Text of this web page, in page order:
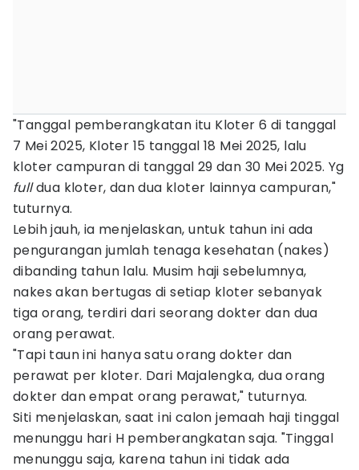
"Tanggal pemberangkatan itu Kloter 6 di tanggal
7 Mei 2025, Kloter 15 tanggal 18 Mei 2025, lalu
kloter campuran di tanggal 29 dan 30 Mei 2025. Yg
fulldua kloter, dan dua kloter lainnya campuran,"
tuturnya.
Lebih jauh, ia menjelaskan, untuk tahun ini ada
pengurangan jumlah tenaga kesehatan (nakes)
dibanding tahun lalu. Musim haji sebelumnya,
nakes akan bertugas di setiap kloter sebanyak
tiga orang, terdiri dari seorang dokter dan dua
orang perawat.
"Tapi taun ini hanya satu orang dokter dan
perawat per kloter. Dari Majalengka, dua orang
dokter dan empat orang perawat," tuturnya.
Siti menjelaskan, saat ini calon jemaah haji tinggal
menunggu hari H pemberangkatan saja. "Tinggal
menunggu saja, karena tahun ini tidak ada